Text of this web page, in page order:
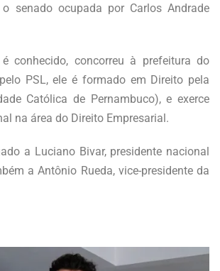
senado ocupada por Carlos Andrade
conhecido, concorreu à prefeitura do
PSL, ele é formado em Direito pela
Católica de Pernambuco), e exerce
na área do Direito Empresarial.
a Luciano Bivar, presidente nacional
a Antônio Rueda, vice-presidente da